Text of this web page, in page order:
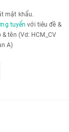
mật khẩu.
tuyển với tiêu đề &
tên (Vd: HCM_CV
A)